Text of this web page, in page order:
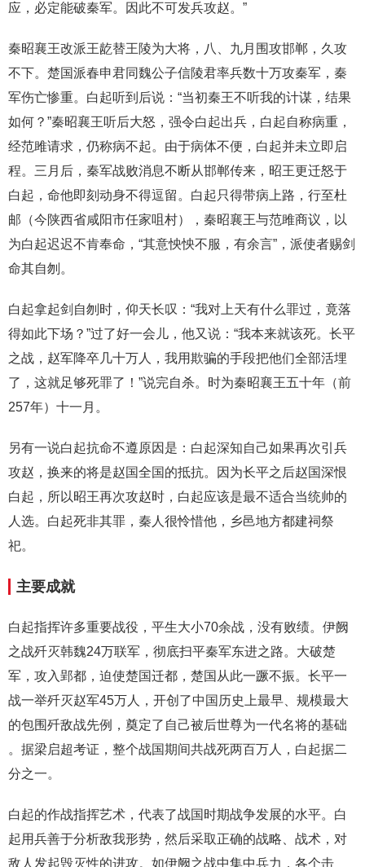
应，必定能破秦军。因此不可发兵攻赵。”
秦昭襄王改派王龁替王陵为大将，八、九月围攻邯郸，久攻
不下。楚国派春申君同魏公子信陵君率兵数十万攻秦军，秦
军伤亡惨重。白起听到后说：“当初秦王不听我的计谋，结果
如何？”秦昭襄王听后大怒，强令白起出兵，白起自称病重，
经范雎请求，仍称病不起。由于病体不便，白起并未立即启
程。三月后，秦军战败消息不断从邯郸传来，昭王更迁怒于
白起，命他即刻动身不得逗留。白起只得带病上路，行至杜
邮（今陕西省咸阳市任家咀村），秦昭襄王与范雎商议，以
为白起迟迟不肯奉命，“其意怏怏不服，有余言”，派使者赐剑
命其自刎。
白起拿起剑自刎时，仰天长叹：“我对上天有什么罪过，竟落
得如此下场？”过了好一会儿，他又说：“我本来就该死。长平
之战，赵军降卒几十万人，我用欺骗的手段把他们全部活埋
了，这就足够死罪了！”说完自杀。时为秦昭襄王五十年（前
257年）十一月。
另有一说白起抗命不遵原因是：白起深知自己如果再次引兵
攻赵，换来的将是赵国全国的抵抗。因为长平之后赵国深恨
白起，所以昭王再次攻赵时，白起应该是最不适合当统帅的
人选。白起死非其罪，秦人很怜惜他，乡邑地方都建祠祭
祀。
主要成就
白起指挥许多重要战役，平生大小70余战，没有败绩。伊阙
之战歼灭韩魏24万联军，彻底扫平秦军东进之路。大破楚
军，攻入郢都，迫使楚国迁都，楚国从此一蹶不振。长平一
战一举歼灭赵军45万人，开创了中国历史上最早、规模最大
的包围歼敌战先例，奠定了自己被后世尊为一代名将的基础
。据梁启超考证，整个战国期间共战死两百万人，白起据二
分之一。
白起的作战指挥艺术，代表了战国时期战争发展的水平。白
起用兵善于分析敌我形势，然后采取正确的战略、战术，对
敌人发起毁灭性的进攻。如伊阙之战中集中兵力，各个击